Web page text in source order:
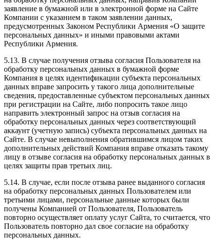
заявление в бумажной или в электронной форме на Сайте
Компании с указанием в таком заявлении данных,
предусмотренных Законом Республики Армения «О защите
персональных данных» и иными правовыми актами
Республики Армения.
5.13. В случае получения отзыва согласия Пользователя на
обработку персональных данных в бумажной форме
Компания в целях идентификации субъекта персональных
данных вправе запросить у такого лица дополнительные
сведения, предоставленные субъектом персональных данных
при регистрации на Сайте, либо попросить такое лицо
направить электронный запрос на отзыв согласия на
обработку персональных данных через соответствующий
аккаунт (учетную запись) субъекта персональных данных на
Сайте. В случае невыполнения обратившимся лицом таких
дополнительных действий Компания вправе отказать такому
лицу в отзыве согласия на обработку персональных данных в
целях защиты прав третьих лиц.
5.14. В случае, если после отзыва ранее выданного согласия
на обработку персональных данных Пользователем или
третьими лицами, персональные данные которых были
получены Компанией от Пользователя, Пользователь
повторно осуществляет оплату услуг Сайта, то считается, что
Пользователь повторно дал свое согласие на обработку
персональных данных.